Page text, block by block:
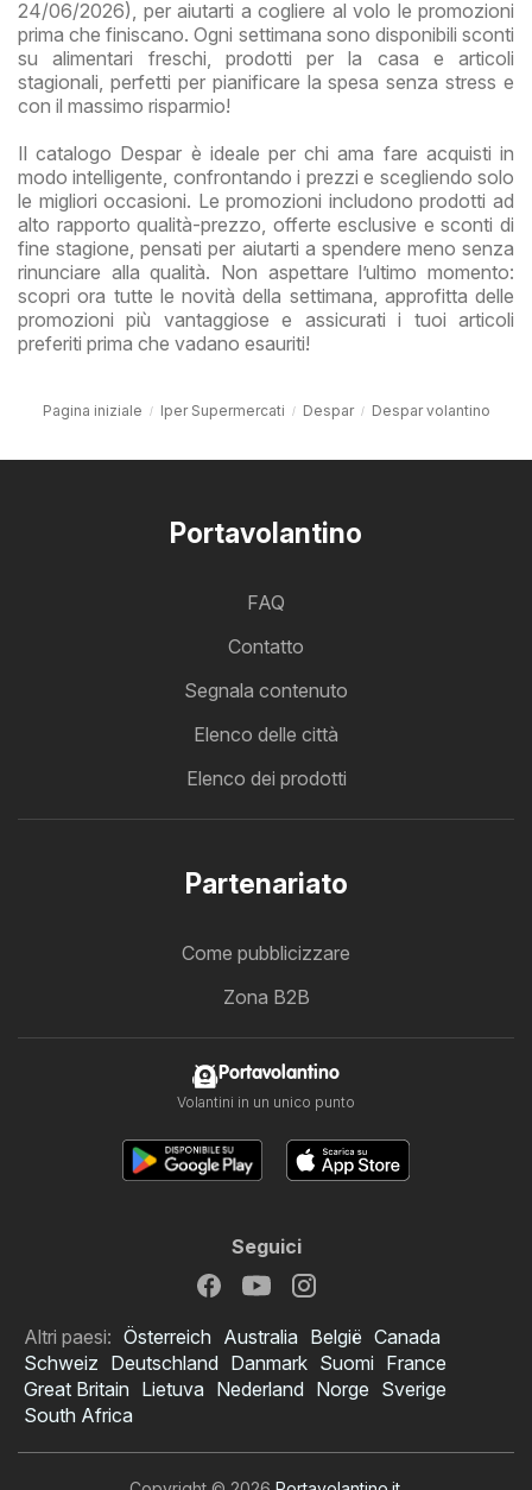
24/06/2026), per aiutarti a cogliere al volo le promozioni
prima che finiscano. Ogni settimana sono disponibili sconti
su alimentari freschi, prodotti per la casa e articoli
stagionali, perfetti per pianificare la spesa senza stress e
con il massimo risparmio!
Il catalogo Despar è ideale per chi ama fare acquisti in
modo intelligente, confrontando i prezzi e scegliendo solo
le migliori occasioni. Le promozioni includono prodotti ad
alto rapporto qualità-prezzo, offerte esclusive e sconti di
fine stagione, pensati per aiutarti a spendere meno senza
rinunciare alla qualità. Non aspettare l’ultimo momento:
scopri ora tutte le novità della settimana, approfitta delle
promozioni più vantaggiose e assicurati i tuoi articoli
preferiti prima che vadano esauriti!
Pagina iniziale Iper Supermercati Despar Despar volantino
Portavolantino
FAQ
Contatto
Segnala contenuto
Elenco delle città
Elenco dei prodotti
Partenariato
Come pubblicizzare
Zona B2B
Portavolantino
Volantini in un unico punto
Seguici
Altri paesi: Österreich Australia België Canada
Schweiz Deutschland Danmark Suomi France
Great Britain Lietuva Nederland Norge Sverige
South Africa